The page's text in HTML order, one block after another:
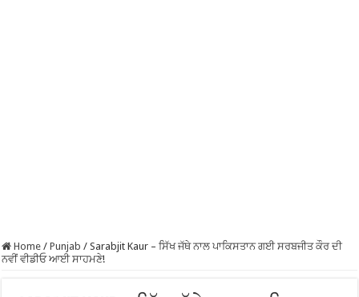
Home / Punjab / Sarabjit Kaur – ਸਿੱਖ ਜੱਥੇ ਨਾਲ ਪਾਕਿਸਤਾਨ ਗਈ ਸਰਬਜੀਤ ਕੌਰ ਦੀ
ਨਵੀਂ ਵੀਡੀਓ ਆਈ ਸਾਹਮਣੇ!